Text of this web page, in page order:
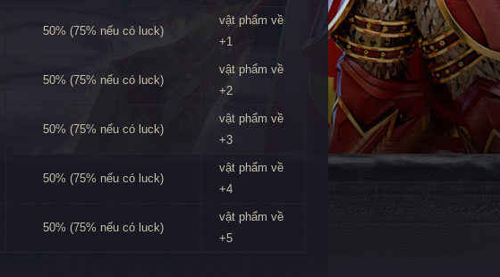
50% (75% nếu có luck)
vật phẩm về
+1
50% (75% nếu có luck)
vật phẩm về
+2
50% (75% nếu có luck)
vật phẩm về
+3
50% (75% nếu có luck)
vật phẩm về
+4
50% (75% nếu có luck)
vật phẩm về
+5